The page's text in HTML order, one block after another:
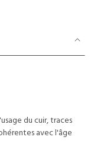
du cuir, traces
avec l'âge